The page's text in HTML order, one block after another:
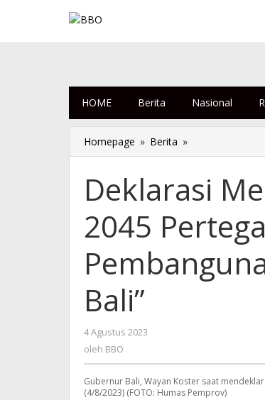
HOME Berita Nasional
Homepage » Berita »
Menuju
Emisi
Nol
Bersih
2045
Komitmen
Visi
Bali”
Deklarasi
2045
Bali”
4 Agustus 2023
oleh BBO
Gubernur Bali, Wayan Koster saat
(4/8/2023) (FOTO: Humas Pemprov)